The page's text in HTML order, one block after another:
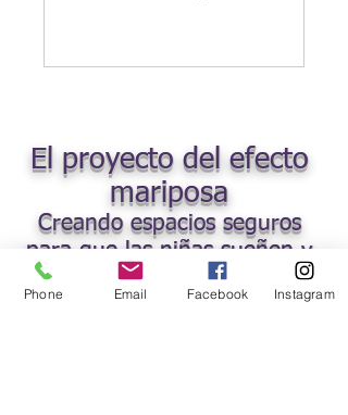
El proyecto del efecto
mariposa
Creando espacios seguros
para que las niñas sueñen y
triunfen.
Phone Email Facebook Instagram